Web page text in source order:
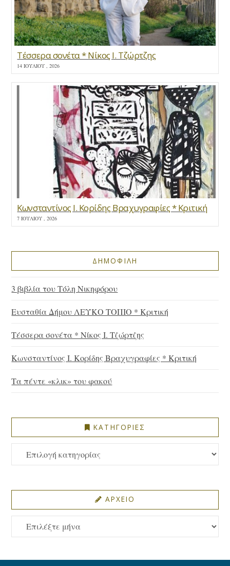
Τέσσερα σονέτα * Νίκος Ι. Τζώρτζης
14 ΙΟΥΛΊΟΥ , 2026
Κωνσταντίνος Ι. Κορίδης Βραχυγραφίες * Κριτική
7 ΙΟΥΛΊΟΥ , 2026
ΔΗΜΟΦΙΛΗ
3 βιβλία του Τόλη Νικηφόρου
Ευσταθία Δήμου ΛΕΥΚΟ ΤΟΠΙΟ * Κριτική
Τέσσερα σονέτα * Νίκος Ι. Τζώρτζης
Κωνσταντίνος Ι. Κορίδης Βραχυγραφίες * Κριτική
Τα πέντε «κλικ» του φακού
ΚΑΤΗΓΟΡΙΕΣ
ΚΑΤΗΓΟΡΙΕΣ
ΑΡΧΕΙΟ
ΑΡΧΕΙΟ